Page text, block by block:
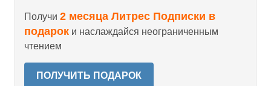
Получи 2 месяца Литрес Подписки в
подарок и наслаждайся неограниченным
чтением
ПОЛУЧИТЬ ПОДАРОК